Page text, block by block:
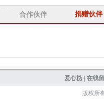
合作伙伴 捐赠伙伴
爱心榜 在线
版权所